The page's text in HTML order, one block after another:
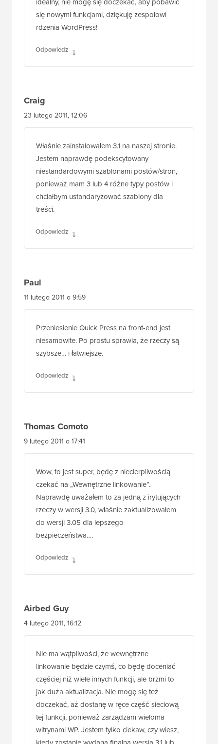
się nowymi funkcjami, dziękuję zespołowi
rdzenia WordPress!
Odpowiedz
Craig
23 lutego 2011, 12:06
Właśnie zainstalowałem 3.1 na naszej stronie.
Jestem naprawdę podekscytowany
niestandardowymi szablonami postów/stron,
ponieważ mam 3 lub 4 różne typy postów i
chciałbym ustandaryzować szablony dla
treści.
Odpowiedz
Paul
11 lutego 2011 o 9:59
Przeniesienie Quick Press na front-end jest
niesamowite. Po prostu sprawia, że rzeczy są
szybsze… i łatwiejsze.
Odpowiedz
Thomas Comoto
9 lutego 2011 o 17:41
Wow, to jest super, będę z niecierpliwością
czekać na „Wewnętrzne linkowanie”.
Naprawdę uważałem to za jedną z irytujących
rzeczy w wersji 3.0, właśnie zaktualizowałem
do wersji 3.05 dla lepszego
bezpieczeństwa….
Odpowiedz
Airbed Guy
4 lutego 2011, 16:12
Nie ma wątpliwości, że wewnętrzne
linkowanie będzie czymś, co będę doceniać
częściej niż wiele innych funkcji, ale brzmi to
jak duża aktualizacja. Nie mogę się też
doczekać, aż dostanę w ręce część sieciową
tej funkcji, ponieważ zarządzam wieloma
witrynami WP. Jestem tylko ciekaw, czy wiesz,